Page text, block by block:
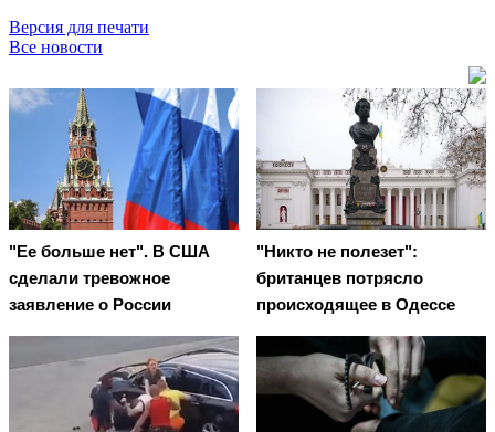
Версия для печати
Все новости
"Ее больше нет". В США
сделали тревожное
заявление о России
"Никто не полезет":
британцев потрясло
происходящее в Одессе